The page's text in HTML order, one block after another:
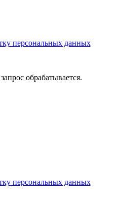
персональных данных
обрабатывается.
персональных данных